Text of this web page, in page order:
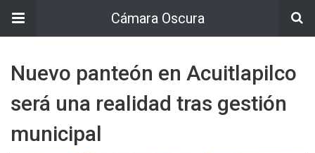
Cámara Oscura
Nuevo panteón en Acuitlapilco
será una realidad tras gestión
municipal